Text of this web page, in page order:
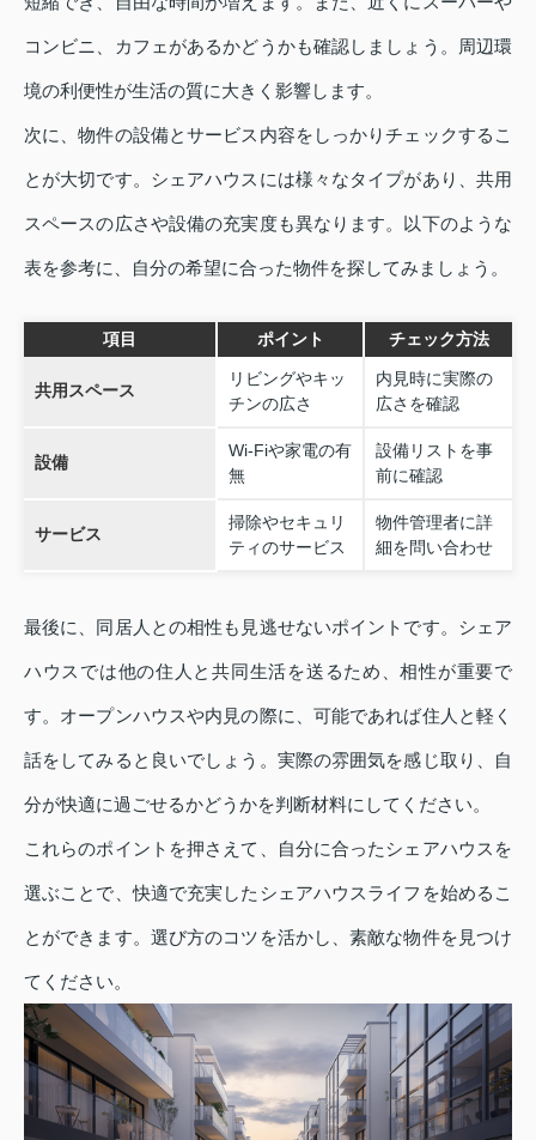
コンビニ、カフェがあるかどうかも確認しましょう。周辺環
境の利便性が生活の質に大きく影響します。
次に、物件の設備とサービス内容をしっかりチェックするこ
とが大切です。シェアハウスには様々なタイプがあり、共用
スペースの広さや設備の充実度も異なります。以下のような
表を参考に、自分の希望に合った物件を探してみましょう。
項目 ポイント チェック方法
共用スペース
リビングやキッ
チンの広さ
内見時に実際の
広さを確認
設備
Wi-Fiや家電の有
無
設備リストを事
前に確認
サービス
掃除やセキュリ
ティのサービス
物件管理者に詳
細を問い合わせ
最後に、同居人との相性も見逃せないポイントです。シェア
ハウスでは他の住人と共同生活を送るため、相性が重要で
す。オープンハウスや内見の際に、可能であれば住人と軽く
話をしてみると良いでしょう。実際の雰囲気を感じ取り、自
分が快適に過ごせるかどうかを判断材料にしてください。
これらのポイントを押さえて、自分に合ったシェアハウスを
選ぶことで、快適で充実したシェアハウスライフを始めるこ
とができます。選び方のコツを活かし、素敵な物件を見つけ
てください。